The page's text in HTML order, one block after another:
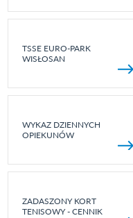
TSSE EURO-PARK
WISŁOSAN
WYKAZ DZIENNYCH
OPIEKUNÓW
ZADASZONY KORT
TENISOWY - CENNIK